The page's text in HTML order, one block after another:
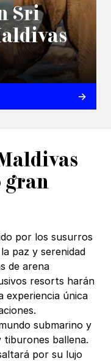
Sri
gran
por los susurros
paz y serenidad
de arena
resorts harán
experiencia única
submarino y
tiburones ballena.
por su lujo